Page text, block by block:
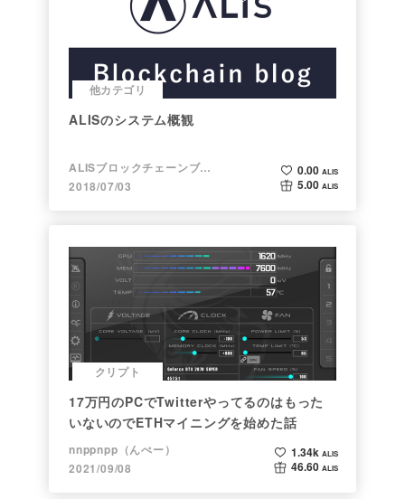
他カテゴリ
ALISのシステム概観
ALISブロックチェーンブログ
2018/07/03
0.00 ALIS
5.00 ALIS
クリプト
17万円のPCでTwitterやってるのはもった
いないのでETHマイニングを始めた話
nnppnpp（んぺー）
2021/09/08
1.34k ALIS
46.60 ALIS